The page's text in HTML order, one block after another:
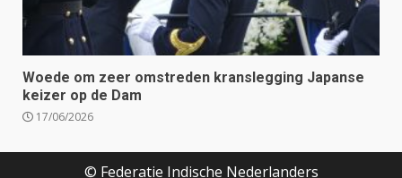
Woede om zeer omstreden kranslegging Japanse
keizer op de Dam
17/06/2026
© Federatie Indische Nederlanders